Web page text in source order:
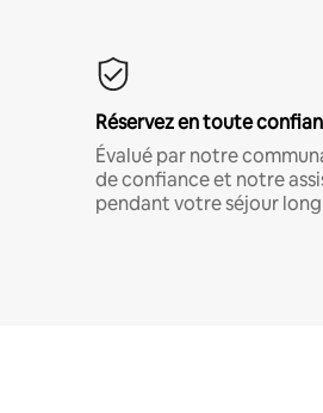
Réservez en toute
Évalué par notre
de confiance et notre
pendant votre séjour